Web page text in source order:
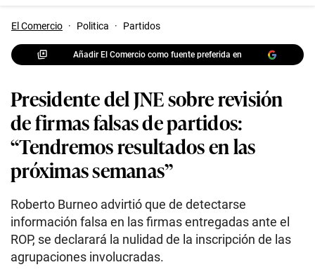
El Comercio · Politica · Partidos
Añadir El Comercio como fuente preferida en
Presidente del JNE sobre revisión
de firmas falsas de partidos:
“Tendremos resultados en las
próximas semanas”
Roberto Burneo advirtió que de detectarse
información falsa en las firmas entregadas ante el
ROP, se declarará la nulidad de la inscripción de las
agrupaciones involucradas.